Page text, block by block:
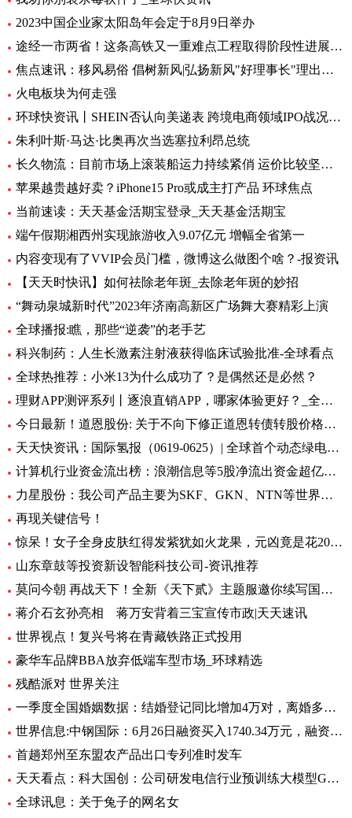
2023中国企业家太阳岛年会定于8月9日举办
途经一市两省！这条高铁又一重难点工程取得阶段性进展_前沿热点
焦点速讯：移风易俗 倡树新风|弘扬新风"好理事长"理出乡村新风尚
火电板块为何走强
环球快资讯丨SHEIN否认向美递表 跨境电商领域IPO战况如何？
朱利叶斯·马达·比奥再次当选塞拉利昂总统
长久物流：目前市场上滚装船运力持续紧俏 运价比较坚挺-当前速看
苹果越贵越好卖？iPhone15 Pro或成主打产品 环球焦点
当前速读：天天基金活期宝登录_天天基金活期宝
端午假期湘西州实现旅游收入9.07亿元 增幅全省第一
内容变现有了VVIP会员门槛，微博这么做图个啥？-报资讯
【天天时快讯】如何祛除老年斑_去除老年斑的妙招
“舞动泉城新时代”2023年济南高新区广场舞大赛精彩上演
全球播报:瞧，那些“逆袭”的老手艺
科兴制药：人生长激素注射液获得临床试验批准-全球看点
全球热推荐：小米13为什么成功了？是偶然还是必然？
理财APP测评系列丨逐浪直销APP，哪家体验更好？_全球今亮点
今日最新！道恩股份: 关于不向下修正道恩转债转股价格的公告
天天快资讯：国际氢报（0619-0625）| 全球首个动态绿电制氨工厂初具规模；MTU开发液氢航空燃料电池技术；道达尔致力于绿氢炼油……
计算机行业资金流出榜：浪潮信息等5股净流出资金超亿元_世界热文
力星股份：我公司产品主要为SKF、GKN、NTN等世界著名的轴承公司配套 全球热点评
再现关键信号！
惊呆！女子全身皮肤红得发紫犹如火龙果，元凶竟是花20块钱买的……_每日观点
山东章鼓等投资新设智能科技公司-资讯推荐
莫问今朝 再战天下！全新《天下贰》主题服邀你续写国韵风华！_当前播报
蒋介石玄孙亮相 蒋万安背着三宝宣传市政|天天速讯
世界视点！复兴号将在青藏铁路正式投用
豪华车品牌BBA放弃低端车型市场_环球精选
残酷派对 世界关注
一季度全国婚姻数据：结婚登记同比增加4万对，离婚多了12万对
世界信息:中钢国际：6月26日融资买入1740.34万元，融资融券余额2.76亿元
首趟郑州至东盟农产品出口专列准时发车
天天看点：科大国创：公司研发电信行业预训练大模型GC-TeleGPT 现已在电信智能客服等领域实现落地应用
全球讯息：关于兔子的网名女